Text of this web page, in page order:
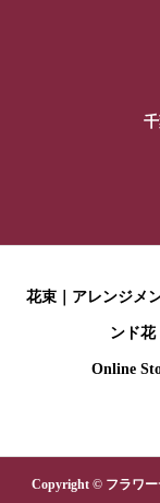
花束｜アレンジメ
ンド花
Online
Copyright © フラワー